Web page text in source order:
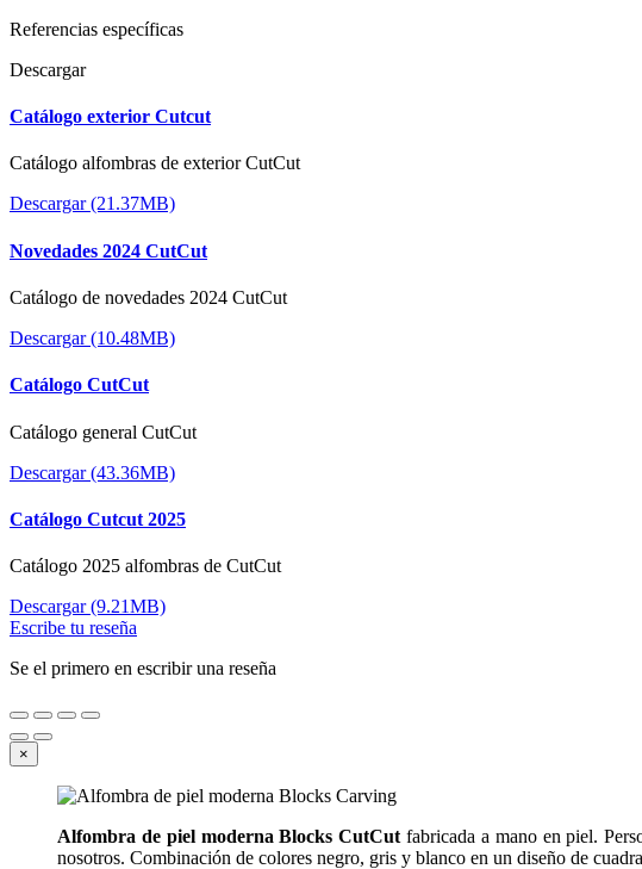
Referencias específicas
Descargar
Catálogo exterior Cutcut
Catálogo alfombras de exterior CutCut
Descargar (21.37MB)
Novedades 2024 CutCut
Catálogo de novedades 2024 CutCut
Descargar (10.48MB)
Catálogo CutCut
Catálogo general CutCut
Descargar (43.36MB)
Catálogo Cutcut 2025
Catálogo 2025 alfombras de CutCut
Descargar (9.21MB)
Escribe tu reseña
Se el primero en escribir una reseña
×
Alfombra de piel moderna Blocks CutCut fabricada a mano en piel.
nosotros. Combinación de colores negro, gris y blanco en un diseño de